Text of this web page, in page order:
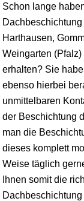
Schon lange
Harthausen,
Weingarten (Pfalz)
erhalten? Sie
ebenso hierbei
unmittelbaren
der Beschichtung
man die
dieses komplett
Weise täglich
Ihnen somit die